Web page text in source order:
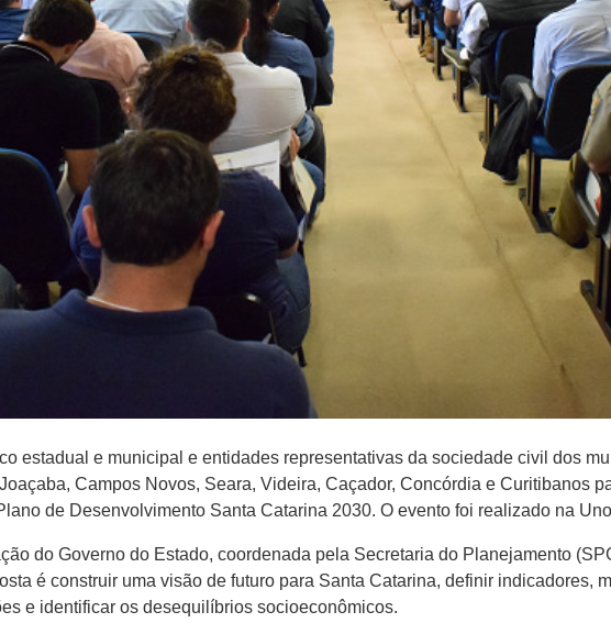
estadual e municipal e entidades representativas da sociedade civil dos
Campos Novos, Seara, Videira, Caçador, Concórdia e Curitibanos
de Desenvolvimento Santa Catarina 2030. O evento foi realizado na
do Governo do Estado, coordenada pela Secretaria do Planejamento
é construir uma visão de futuro para Santa Catarina, definir indicadores,
e identificar os desequilíbrios socioeconômicos.